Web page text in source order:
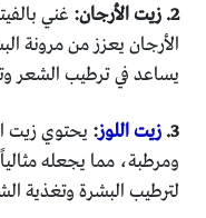
2. زيت الأرجان:
الأرجان يعزز من مرونة
يساعد في ترطيب الشعر
3. زيت اللوز: يحتوي زيت
ومرطبة، مما يجعله
لترطيب البشرة وتغذية